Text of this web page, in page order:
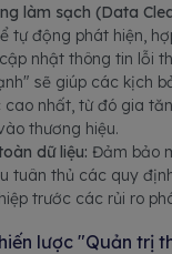
làm sạch (Data
tự động phát hiện,
nhật thông tin lỗi
sẽ giúp các kịch
nhất, từ đó gia
thương hiệu.
dữ liệu: Đảm bảo
tuân thủ các quy
trước các rủi ro
lược "Quản trị